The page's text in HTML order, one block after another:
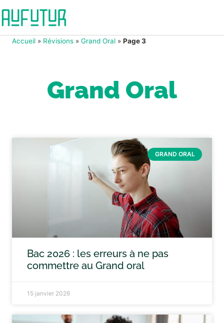
Accueil » Révisions » Grand Oral » Page 3
Grand Oral
GRAND ORAL
Bac 2026 : les erreurs à ne pas
commettre au Grand oral
15 janvier 2026